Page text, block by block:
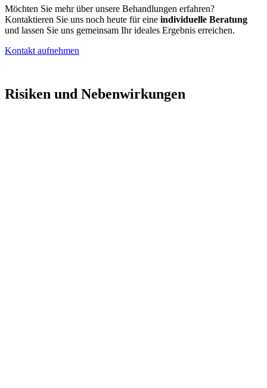
Möchten Sie mehr über unsere Behandlungen erfahren?
Kontaktieren Sie uns noch heute für eine individuelle Beratung
und lassen Sie uns gemeinsam Ihr ideales Ergebnis erreichen.
Kontakt aufnehmen
Risiken und Nebenwirkungen